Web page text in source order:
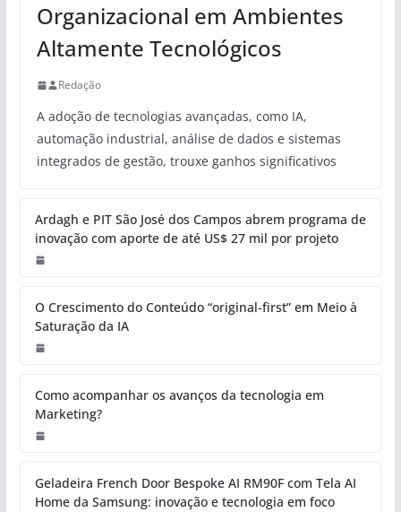
Organizacional em Ambientes
Altamente Tecnológicos
Redação
A adoção de tecnologias avançadas, como IA,
automação industrial, análise de dados e sistemas
integrados de gestão, trouxe ganhos significativos
Ardagh e PIT São José dos Campos abrem programa de
inovação com aporte de até US$ 27 mil por projeto
O Crescimento do Conteúdo “original-first” em Meio à
Saturação da IA
Como acompanhar os avanços da tecnologia em
Marketing?
Geladeira French Door Bespoke AI RM90F com Tela AI
Home da Samsung: inovação e tecnologia em foco